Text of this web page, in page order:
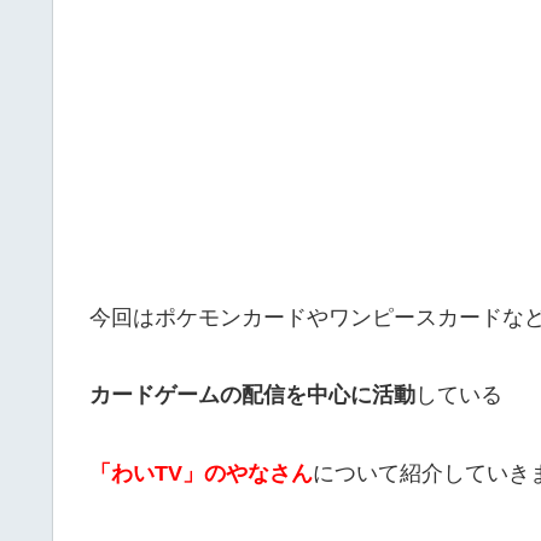
今回はポケモンカードやワンピースカードな
カードゲームの配信を中心に活動 している
「わいTV」のやなさんについて紹介していき